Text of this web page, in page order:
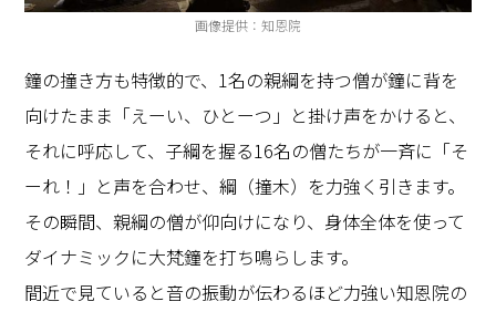
画像提供：知恩院
鐘の撞き方も特徴的で、1名の親綱を持つ僧が鐘に背を
向けたまま「えーい、ひとーつ」と掛け声をかけると、
それに呼応して、子綱を握る16名の僧たちが一斉に「そ
ーれ！」と声を合わせ、綱（撞木）を力強く引きます。
その瞬間、親綱の僧が仰向けになり、身体全体を使って
ダイナミックに大梵鐘を打ち鳴らします。
間近で見ていると音の振動が伝わるほど力強い知恩院の